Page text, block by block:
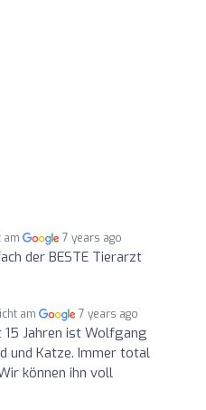
am 7 years ago
der BESTE Tierarzt
am 7 years ago
15 Jahren ist Wolfgang
und Katze. Immer total
können ihn voll